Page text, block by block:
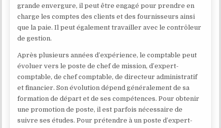
grande envergure, il peut être engagé pour prendre en
charge les comptes des clients et des fournisseurs ainsi
que la paie. Il peut également travailler avec le contrôleur
de gestion.
Après plusieurs années d’expérience, le comptable peut
évoluer vers le poste de chef de mission, d’expert-
comptable, de chef comptable, de directeur administratif
et financier. Son évolution dépend généralement de sa
formation de départ et de ses compétences. Pour obtenir
une promotion de poste, il est parfois nécessaire de
suivre ses études. Pour prétendre à un poste d’expert-